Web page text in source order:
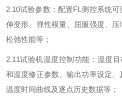
2.10试验参数：配置FL测控系统可
伸变形、弹性模量、屈服强度、
松弛性能等；
2.11试验机温度控制功能：温度目
和温度修正参数、输出功率设定、
温度时间曲线及逐点历史数据等；